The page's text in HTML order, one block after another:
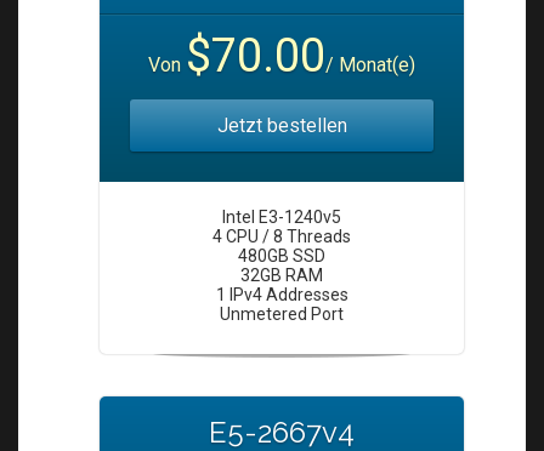
Von $70.00/ Monat(e)
Jetzt bestellen
Intel E3-1240v5
4 CPU / 8 Threads
480GB SSD
32GB RAM
1 IPv4 Addresses
Unmetered Port
E5-2667v4